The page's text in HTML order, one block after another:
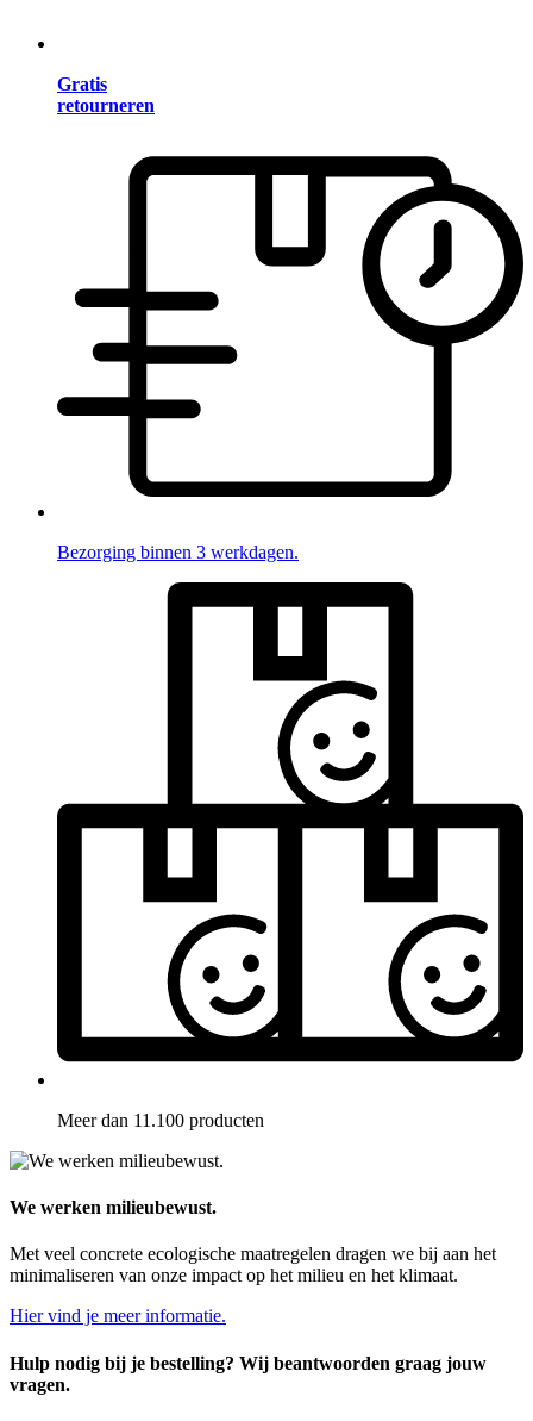
Gratis
retourneren
Bezorging binnen 3 werkdagen.
Meer dan 11.100 producten
We werken milieubewust.
Met veel concrete ecologische maatregelen dragen we bij aan het
minimaliseren van onze impact op het milieu en het klimaat.
Hier vind je meer informatie.
Hulp nodig bij je bestelling? Wij beantwoorden graag jouw
vragen.